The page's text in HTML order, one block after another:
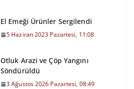
El Emeği Ürünler Sergilendi
5 Haziran 2023 Pazartesi, 11:08
Otluk Arazi ve Çöp Yangını
Söndürüldü
3 Ağustos 2026 Pazartesi, 08:49